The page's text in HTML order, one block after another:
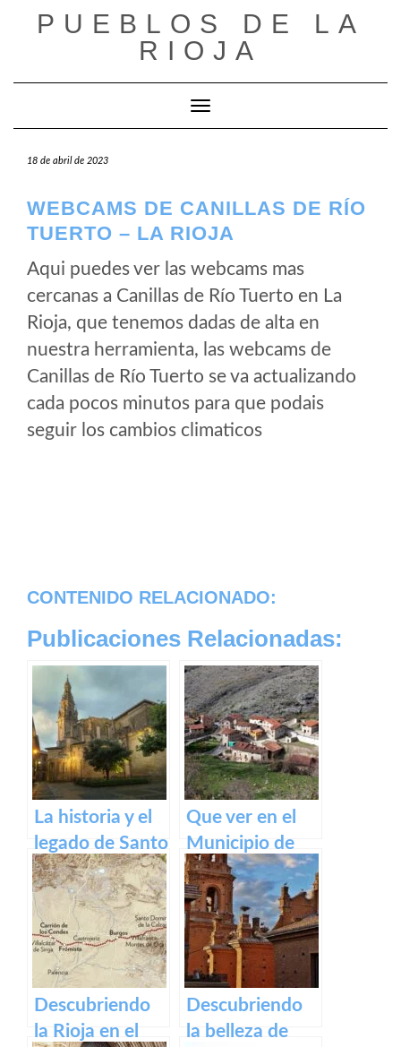
PUEBLOS DE LA
RIOJA
Cambiar modo de navegación
18 de abril de 2023
WEBCAMS DE CANILLAS DE RÍO
TUERTO – LA RIOJA
Aqui puedes ver las webcams mas
cercanas a Canillas de Río Tuerto en La
Rioja, que tenemos dadas de alta en
nuestra herramienta, las webcams de
Canillas de Río Tuerto se va actualizando
cada pocos minutos para que podais
seguir los cambios climaticos
CONTENIDO RELACIONADO:
Publicaciones Relacionadas:
La historia y el
legado de Santo
Domingo de la
Calzada
Que ver en el
Municipio de
Gallinero de
Cameros de La
Rioja
Descubriendo
la Rioja en el
Descubriendo
la belleza de